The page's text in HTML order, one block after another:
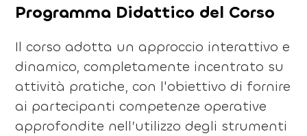
Programma Didattico del Corso
Il corso adotta un approccio interattivo e
dinamico, completamente incentrato su
attività pratiche, con l'obiettivo di fornire
ai partecipanti competenze operative
approfondite nell’utilizzo degli strumenti